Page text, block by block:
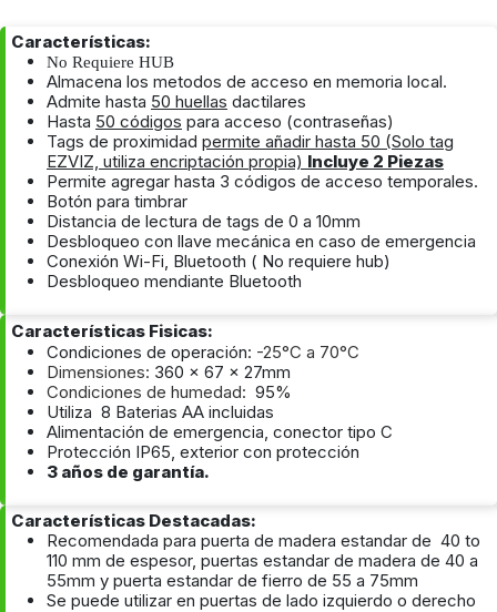
Características:
No Requiere HUB
Almacena los metodos de acceso en memoria local.
Admite hasta 50 huellas dactilares
Hasta 50 códigos para acceso (contraseñas)
Tags de proximidad permite añadir hasta 50 (Solo tag
EZVIZ, utiliza encriptación propia) Incluye 2 Piezas
Permite agregar hasta 3 códigos de acceso temporales.
Botón para timbrar
Distancia de lectura de tags de 0 a 10mm
Desbloqueo con llave mecánica en caso de emergencia
Conexión Wi-Fi, Bluetooth ( No requiere hub)
Desbloqueo mendiante Bluetooth
Características Fisicas:
Condiciones de operación: -25°C a 70°C
Dimensiones: 360 x 67 x 27mm
Condiciones de humedad: 95%
Utiliza 8 Baterias AA incluidas
Alimentación de emergencia, conector tipo C
Protección IP65, exterior con protección
3 años de garantía.
Características Destacadas:
Recomendada para puerta de madera estandar de 40 to
110 mm de espesor, puertas estandar de madera de 40 a
55mm y puerta estandar de fierro de 55 a 75mm
Se puede utilizar en puertas de lado izquierdo o derecho